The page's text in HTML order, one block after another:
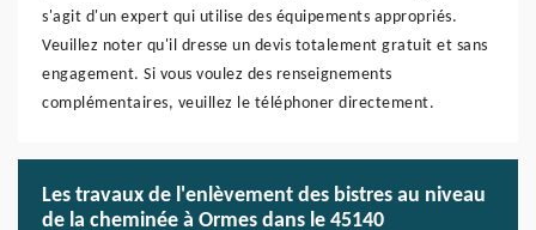
s'agit d'un expert qui utilise des équipements appropriés.
Veuillez noter qu'il dresse un devis totalement gratuit et sans
engagement. Si vous voulez des renseignements
complémentaires, veuillez le téléphoner directement.
Les travaux de l'enlèvement des bistres au niveau
de la cheminée à Ormes dans le 45140